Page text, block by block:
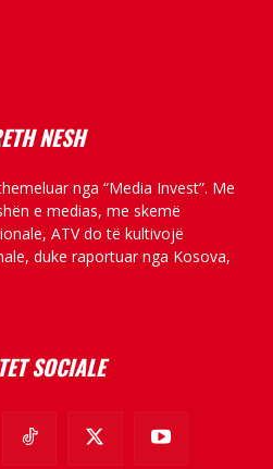
NESH
nga “Media Invest”. Me
e medias, me skemë
ATV do të kultivojë
duke raportuar nga Kosova,
SOCIALE